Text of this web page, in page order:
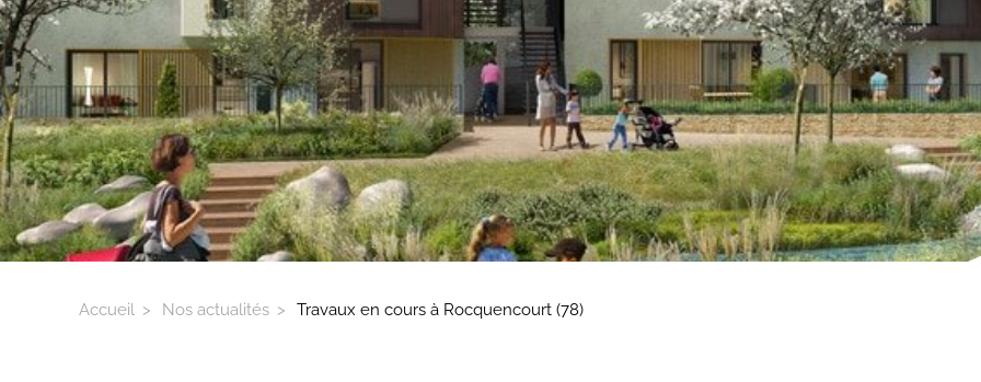
Accueil Nos actualités Travaux en cours à Rocquencourt (78)